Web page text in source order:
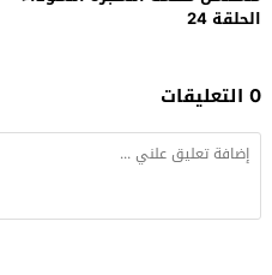
الحلقة 24
0 التعليقات